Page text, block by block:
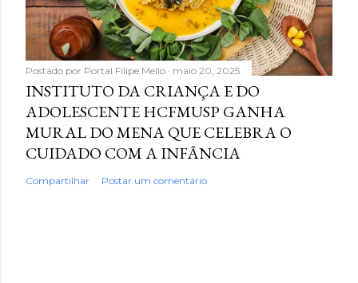
Postado por Portal Filipe Mello maio 20, 2025
INSTITUTO DA CRIANÇA E DO
ADOLESCENTE HCFMUSP GANHA
MURAL DO MENA QUE CELEBRA O
CUIDADO COM A INFÂNCIA
Compartilhar Postar um comentário